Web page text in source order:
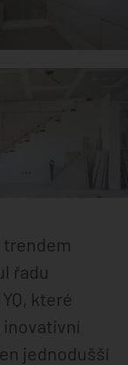
řadu
které
inovativní
jednodušší